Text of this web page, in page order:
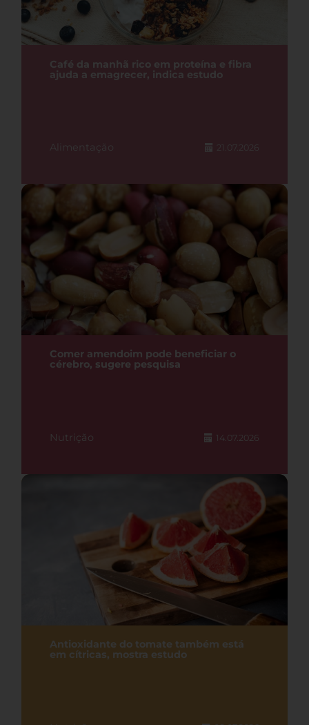
Café da manhã rico em proteína e fibra
ajuda a emagrecer, indica estudo
Alimentação 21.07.2026
Comer amendoim pode beneficiar o
cérebro, sugere pesquisa
Nutrição 14.07.2026
Antioxidante do tomate também está
em cítricas, mostra estudo